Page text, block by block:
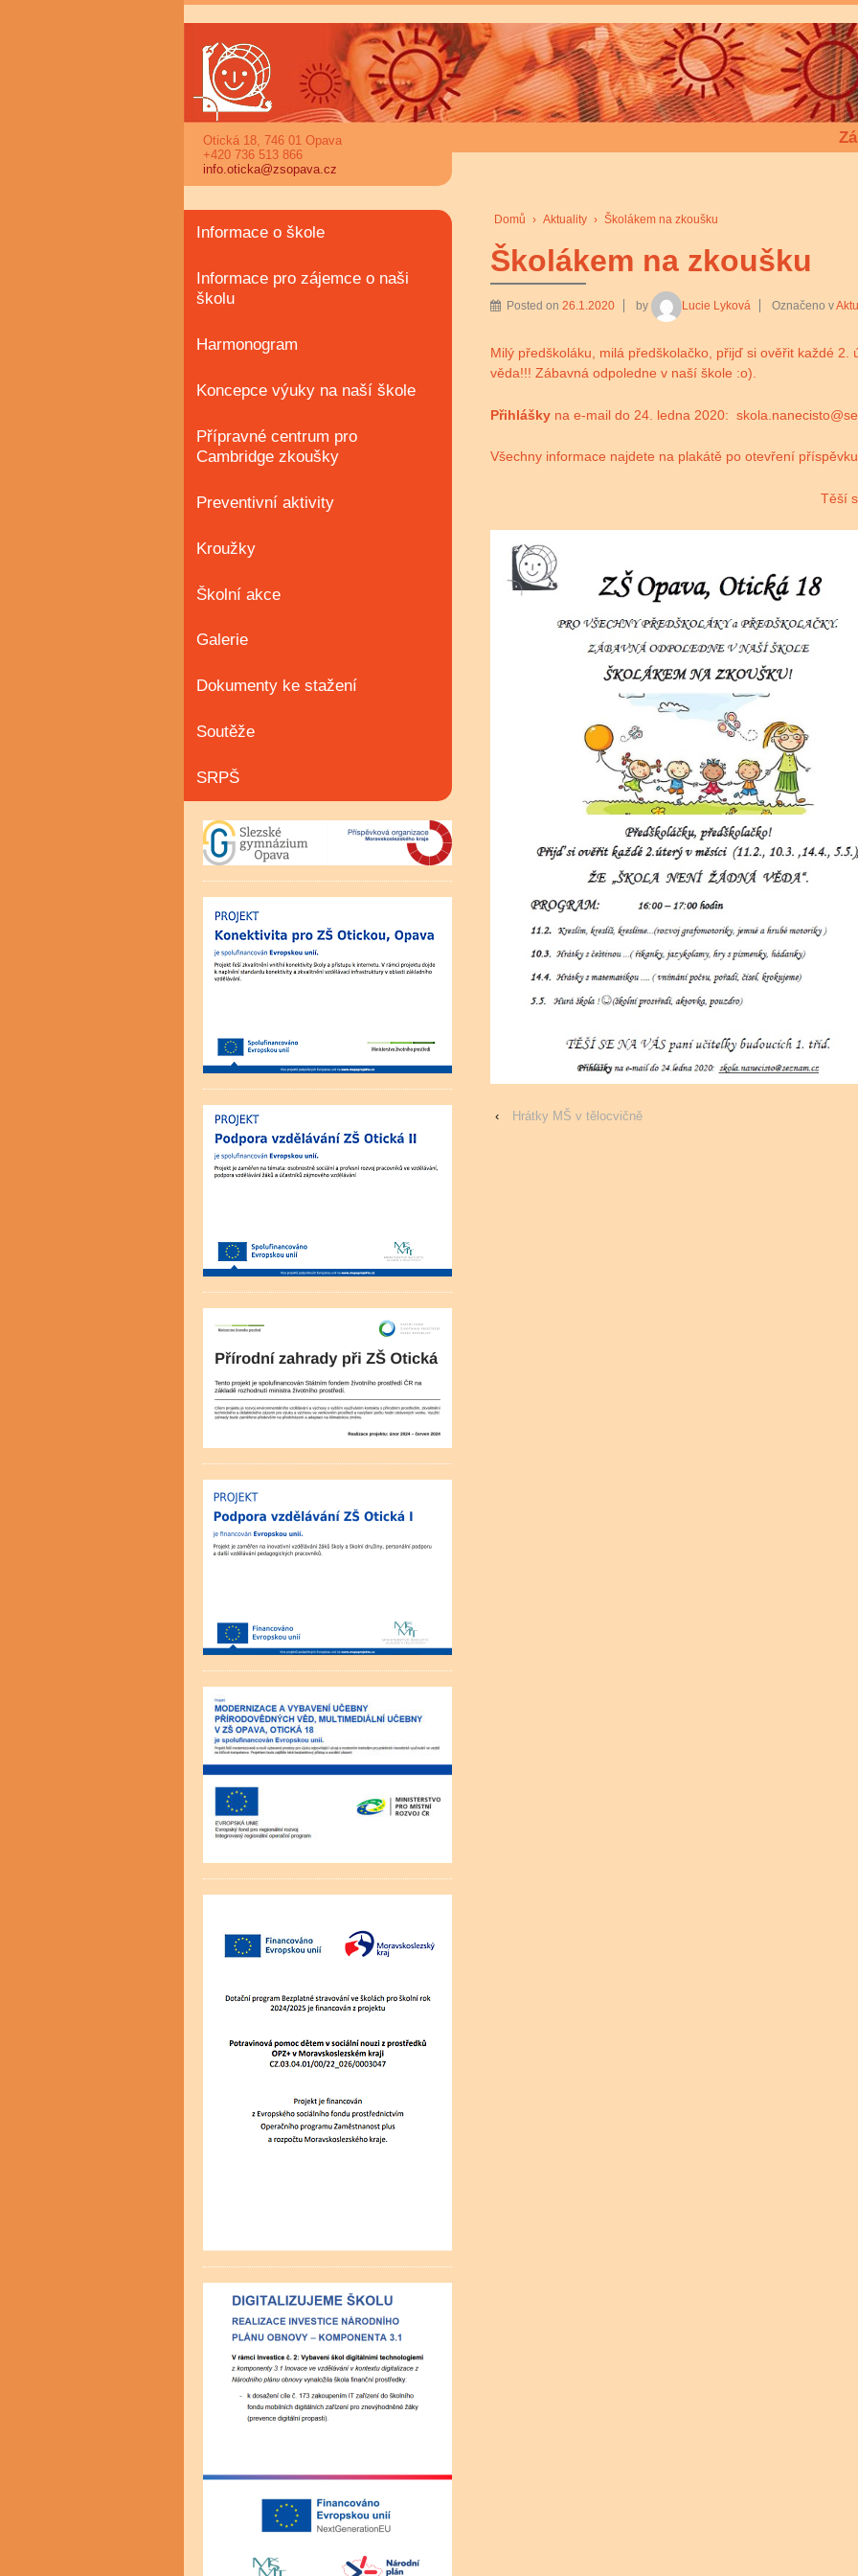
Domů › Aktuality › Školákem na zkoušku
Školákem na zkoušku
Posted on26.1.2020 by Lucie Lyková Označeno v
Milý předškoláku, milá předškolačko, přijď si ověřit každé
věda!!! Zábavná odpoledne v naší škole :o).
Přihlášky na e-mail do 24. ledna 2020:
Všechny informace najdete na plakátě po otevření příspěvku.
Těší
‹ Hrátky MŠ v tělocvičně
Otická 18, 746 01 Opava
+420 736 513 866
info.oticka@zsopava.cz
Informace o škole
Informace pro zájemce o naši
školu
Harmonogram
Koncepce výuky na naší škole
Přípravné centrum pro
Cambridge zkoušky
Preventivní aktivity
Kroužky
Školní akce
Galerie
Dokumenty ke stažení
Soutěže
SRPŠ